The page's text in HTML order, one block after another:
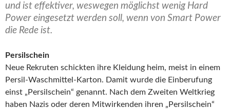
und ist effektiver, weswegen möglichst wenig Hard
Power eingesetzt werden soll, wenn von Smart Power
die Rede ist.
Persilschein
Neue Rekruten schickten ihre Kleidung heim, meist in einem
Persil-Waschmittel-Karton. Damit wurde die Einberufung
einst „Persilschein“ genannt. Nach dem Zweiten Weltkrieg
haben Nazis oder deren Mitwirkenden ihren „Persilschein“